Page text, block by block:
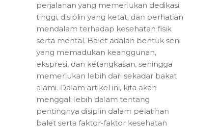
perjalanan yang memerlukan dedikasi
tinggi, disiplin yang ketat, dan perhatian
mendalam terhadap kesehatan fisik
serta mental. Balet adalah bentuk seni
yang memadukan keanggunan,
ekspresi, dan ketangkasan, sehingga
memerlukan lebih dari sekadar bakat
alami. Dalam artikel ini, kita akan
menggali lebih dalam tentang
pentingnya disiplin dalam pelatihan
balet serta faktor-faktor kesehatan